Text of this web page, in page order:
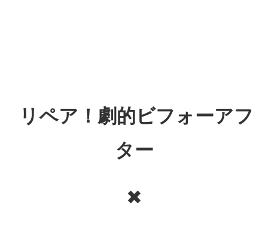
リペア！劇的ビフォーアフ
ター
✖